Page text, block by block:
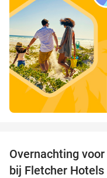
Overnachting
bij Fletcher Hotels